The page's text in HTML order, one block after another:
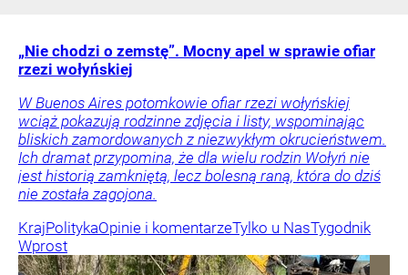
„Nie chodzi o zemstę”. Mocny apel w sprawie ofiar
rzezi wołyńskiej
W Buenos Aires potomkowie ofiar rzezi wołyńskiej
wciąż pokazują rodzinne zdjęcia i listy, wspominając
bliskich zamordowanych z niezwykłym okrucieństwem.
Ich dramat przypomina, że dla wielu rodzin Wołyń nie
jest historią zamkniętą, lecz bolesną raną, która do dziś
nie została zagojona.
KrajPolitykaOpinie i komentarzeTylko u NasTygodnik
Wprost